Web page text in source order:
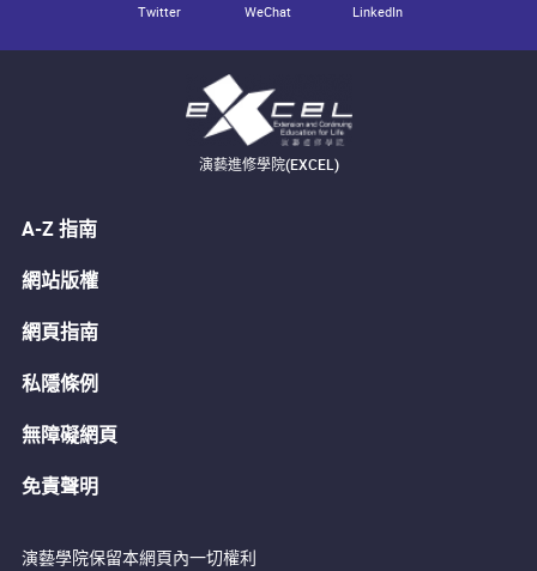
Twitter WeChat LinkedIn
演藝進修學院(EXCEL)
A-Z 指南
網站版權
網頁指南
私隱條例
無障礙網頁
免責聲明
演藝學院保留本網頁內一切權利